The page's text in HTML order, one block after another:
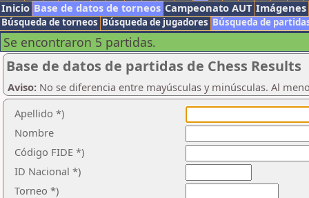
Inicio Base de datos de torneos Campeonato AUT Imágenes
Búsqueda de torneos Búsqueda de jugadores Búsqueda de
Se encontraron 5 partidas.
Base de datos de partidas de Chess Results
Aviso: No se diferencia entre mayúsculas y minúsculas. Al
Apellido *)
Nombre
Código FIDE *)
ID Nacional *)
Torneo *)